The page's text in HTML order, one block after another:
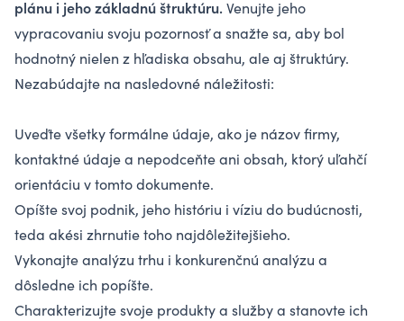
plánu i jeho základnú štruktúru.Venujte jeho
vypracovaniu svoju pozornosť a snažte sa, aby bol
hodnotný nielen z hľadiska obsahu, ale aj štruktúry.
Nezabúdajte na nasledovné náležitosti:
Uveďte všetky formálne údaje, ako je názov firmy,
kontaktné údaje a nepodceňte ani obsah, ktorý uľahčí
orientáciu v tomto dokumente.
Opíšte svoj podnik, jeho históriu i víziu do budúcnosti,
teda akési zhrnutie toho najdôležitejšieho.
Vykonajte analýzu trhu i konkurenčnú analýzu a
dôsledne ich popíšte.
Charakterizujte svoje produkty a služby a stanovte ich